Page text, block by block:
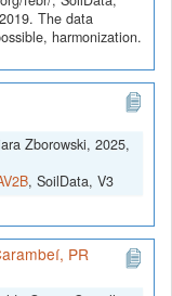
The data
harmonization.
Zborowski, 2025,
, SoilData, V3
PR